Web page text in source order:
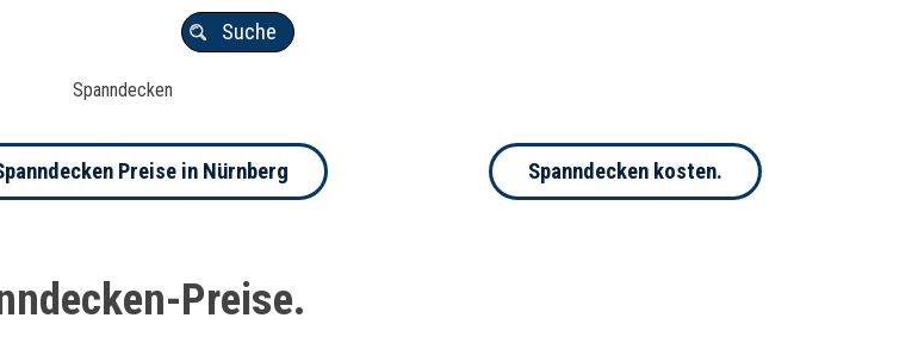
Spanndecken
Suche
Preise in Nürnberg Spanndecken kosten.
Preise.